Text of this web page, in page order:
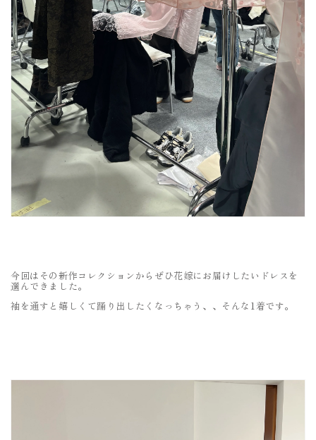
今回はその新作コレクションからぜひ花嫁にお届けしたいドレスを
選んできました。
袖を通すと嬉しくて踊り出したくなっちゃう、、そんな1着です。